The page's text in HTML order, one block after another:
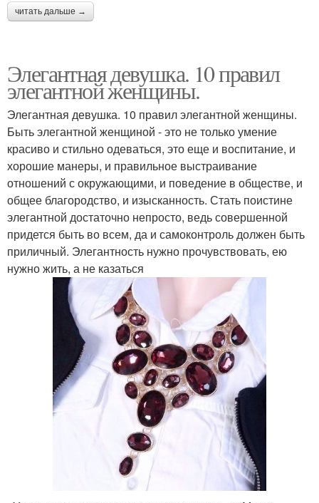
читать дальше →
Элегантная девушка. 10 правил
элегантной женщины.
Элегантная девушка. 10 правил элегантной женщины.
Быть элегантной женщиной - это не только умение
красиво и стильно одеваться, это еще и воспитание, и
хорошие манеры, и правильное выстраивание
отношений с окружающими, и поведение в обществе, и
общее благородство, и изысканность. Стать поистине
элегантной достаточно непросто, ведь совершенной
придется быть во всем, да и самоконтроль должен быть
приличный. Элегантность нужно прочувствовать, ею
нужно жить, а не казаться